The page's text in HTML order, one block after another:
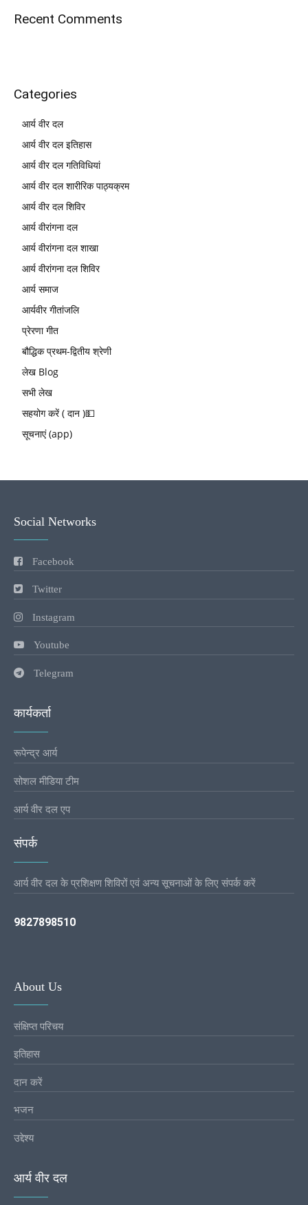
Recent Comments
Categories
आर्य वीर दल
आर्य वीर दल इतिहास
आर्य वीर दल गतिविधियां
आर्य वीर दल शारीरिक पाठ्यक्रम
आर्य वीर दल शिविर
आर्य वीरांगना दल
आर्य वीरांगना दल शाखा
आर्य वीरांगना दल शिविर
आर्य समाज
आर्यवीर गीतांजलि
प्रेरणा गीत
बौद्धिक प्रथम-द्वितीय श्रेणी
लेख Blog
सभी लेख
सहयोग करें ( दान )💵
सूचनाएं (app)
Social Networks
Facebook
Twitter
Instagram
Youtube
Telegram
कार्यकर्ता
रूपेन्द्र आर्य
सोशल मीडिया टीम
आर्य वीर दल एप
संपर्क
आर्य वीर दल के प्रशिक्षण शिविरों एवं अन्य सूचनाओं के लिए संपर्क करें
9827898510
About Us
संक्षिप्त परिचय
इतिहास
दान करें
भजन
उद्देश्य
आर्य वीर दल